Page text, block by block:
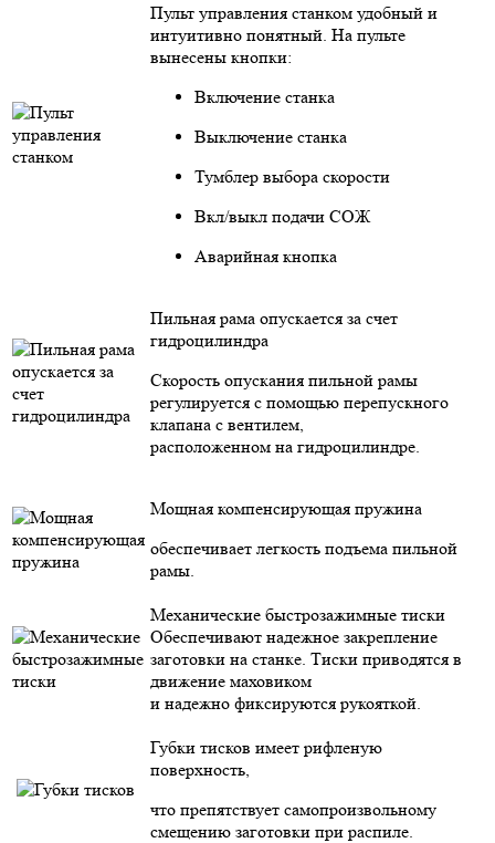
Пульт управления станком удобный и
интуитивно понятный. На пульте
вынесены кнопки:
Включение станка
Выключение станка
Тумблер выбора скорости
Вкл/выкл подачи СОЖ
Аварийная кнопка
Пильная рама опускается за счет
гидроцилиндра
Скорость опускания пильной рамы
регулируется с помощью перепускного
клапана с вентилем,
расположенном на гидроцилиндре.
Мощная компенсирующая пружина
обеспечивает легкость подъема пильной
рамы.
Механические быстрозажимные тиски
Обеспечивают надежное закрепление
заготовки на станке. Тиски приводятся в
движение маховиком
и надежно фиксируются рукояткой.
Губки тисков имеет рифленую
поверхность,
что препятствует самопроизвольному
смещению заготовки при распиле.